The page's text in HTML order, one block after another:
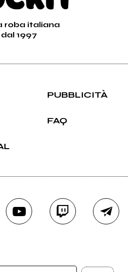
roba italiana
dal 1997
PUBBLICITÀ
FAQ